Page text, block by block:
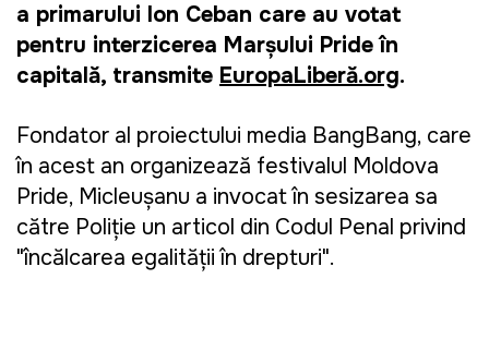
a primarului Ion Ceban care au votat
pentru interzicerea Marșului Pride în
capitală, transmite EuropaLiberă.org.
Fondator al proiectului media BangBang, care
în acest an organizează festivalul Moldova
Pride, Micleușanu a invocat în sesizarea sa
către Poliție un articol din Codul Penal privind
"încălcarea egalității în drepturi".